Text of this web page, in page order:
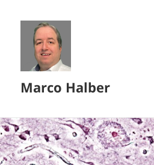
Marco Halber